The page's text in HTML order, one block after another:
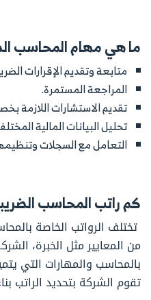
ما هي مهام المحاسب
متابعة وتقديم الإقرارات
المراجعة المستمرة.
تقديم الاستشارات اللازمة
تحليل البيانات المالية
التعامل مع السجلات
كم راتب المحاسب
تختلف الرواتب الخاصة
من المعايير مثل الخبرة،
بالمحاسب والمهارات التي
تقوم الشركة بتحديد الراتب